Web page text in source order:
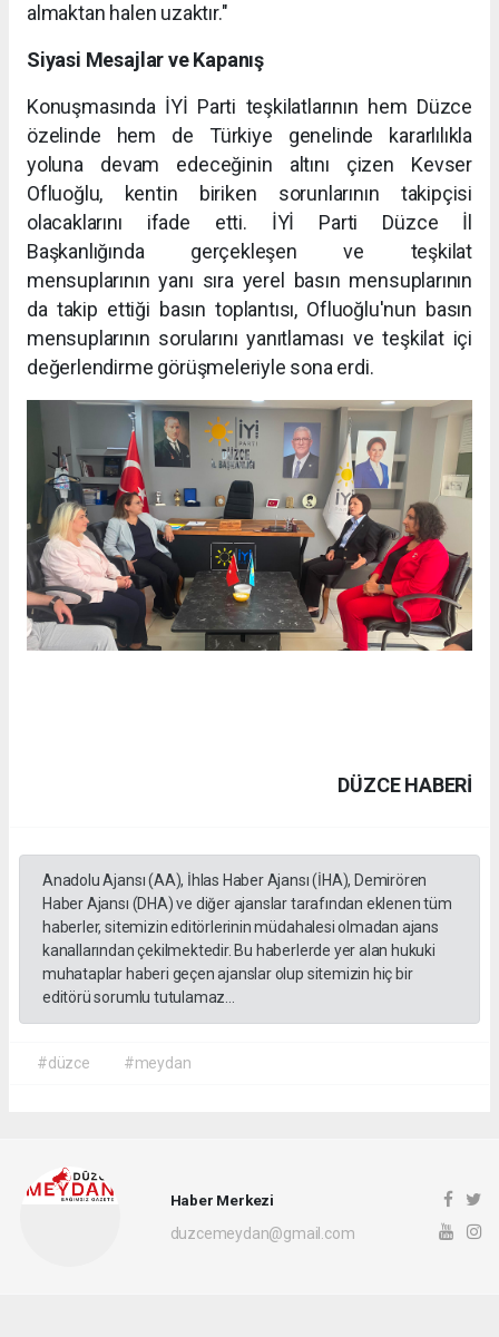
almaktan halen uzaktır."
Siyasi Mesajlar ve Kapanış
Konuşmasında İYİ Parti teşkilatlarının hem Düzce
özelinde hem de Türkiye genelinde kararlılıkla
yoluna devam edeceğinin altını çizen Kevser
Ofluoğlu, kentin biriken sorunlarının takipçisi
olacaklarını ifade etti. İYİ Parti Düzce İl
Başkanlığında gerçekleşen ve teşkilat
mensuplarının yanı sıra yerel basın mensuplarının
da takip ettiği basın toplantısı, Ofluoğlu'nun basın
mensuplarının sorularını yanıtlaması ve teşkilat içi
değerlendirme görüşmeleriyle sona erdi.
DÜZCE HABERİ
Anadolu Ajansı (AA), İhlas Haber Ajansı (İHA), Demirören
Haber Ajansı (DHA) ve diğer ajanslar tarafından eklenen tüm
haberler, sitemizin editörlerinin müdahalesi olmadan ajans
kanallarından çekilmektedir. Bu haberlerde yer alan hukuki
muhataplar haberi geçen ajanslar olup sitemizin hiç bir
editörü sorumlu tutulamaz...
#düzce #meydan
Haber Merkezi
duzcemeydan@gmail.com